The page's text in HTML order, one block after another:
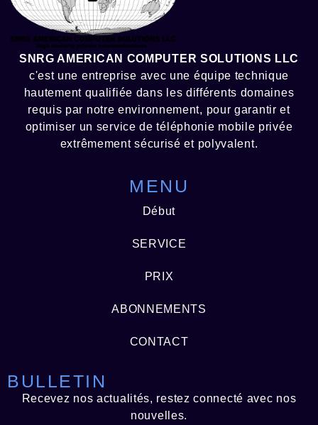
SNRG AMERICAN COMPUTER SOLUTIONS LLC
c'est une entreprise avec une équipe technique
hautement qualifiée dans les différents domaines
requis par notre environnement, pour garantir et
optimiser un service de téléphonie mobile privée
extrêmement sécurisé et polyvalent.
MENU
Début
SERVICE
PRIX
ABONNEMENTS
CONTACT
BULLETIN
Recevez nos actualités, restez connecté avec nos
nouvelles.